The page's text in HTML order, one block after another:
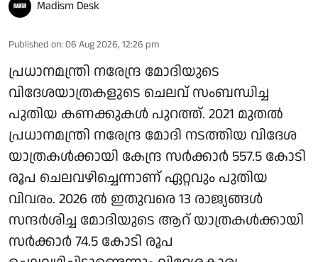
Madism Desk
Published on: 06 Aug 2026, 12:26 pm
പ്രധാനമന്ത്രി നരേന്ദ്ര മോദിയുടെ
വിദേശയാത്രകളുടെ ചെലവ് സംബന്ധിച്ച
പുതിയ കണക്കുകള്‍ പുറത്ത്. 2021 മുതല്‍
പ്രധാനമന്ത്രി നരേന്ദ്ര മോദി നടത്തിയ വിദേശ
യാത്രകള്‍ക്കായി കേന്ദ്ര സര്‍ക്കാര്‍ 557.5 കോടി
രൂപ ചെലവഴിച്ചെന്നാണ് ഏറ്റവും പുതിയ
വിവരം. 2026 ല്‍ ഇതുവരെ 13 രാജ്യങ്ങള്‍
സന്ദര്‍ശിച്ച മോദിയുടെ ആറ് യാത്രകള്‍ക്കായി
സര്‍ക്കാര്‍ 74.5 കോടി രൂപ